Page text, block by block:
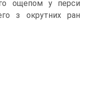
ощепом у перси
з окрутних ран